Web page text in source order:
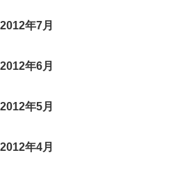
2012年7月
2012年6月
2012年5月
2012年4月